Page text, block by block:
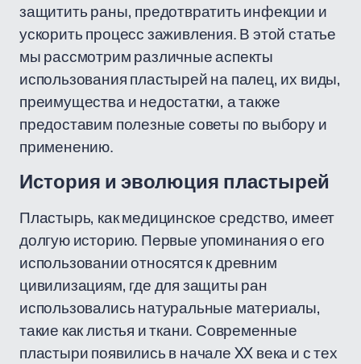
защитить раны, предотвратить инфекции и
ускорить процесс заживления. В этой статье
мы рассмотрим различные аспекты
использования пластырей на палец, их виды,
преимущества и недостатки, а также
предоставим полезные советы по выбору и
применению.
История и эволюция пластырей
Пластырь, как медицинское средство, имеет
долгую историю. Первые упоминания о его
использовании относятся к древним
цивилизациям, где для защиты ран
использовались натуральные материалы,
такие как листья и ткани. Современные
пластыри появились в начале XX века и с тех